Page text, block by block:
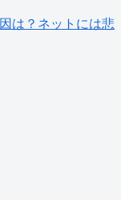
は？ネットには悲